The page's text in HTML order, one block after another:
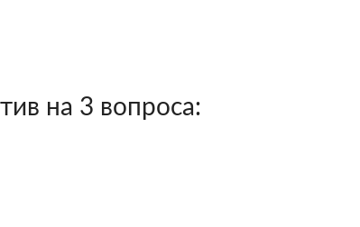
на 3 вопроса: